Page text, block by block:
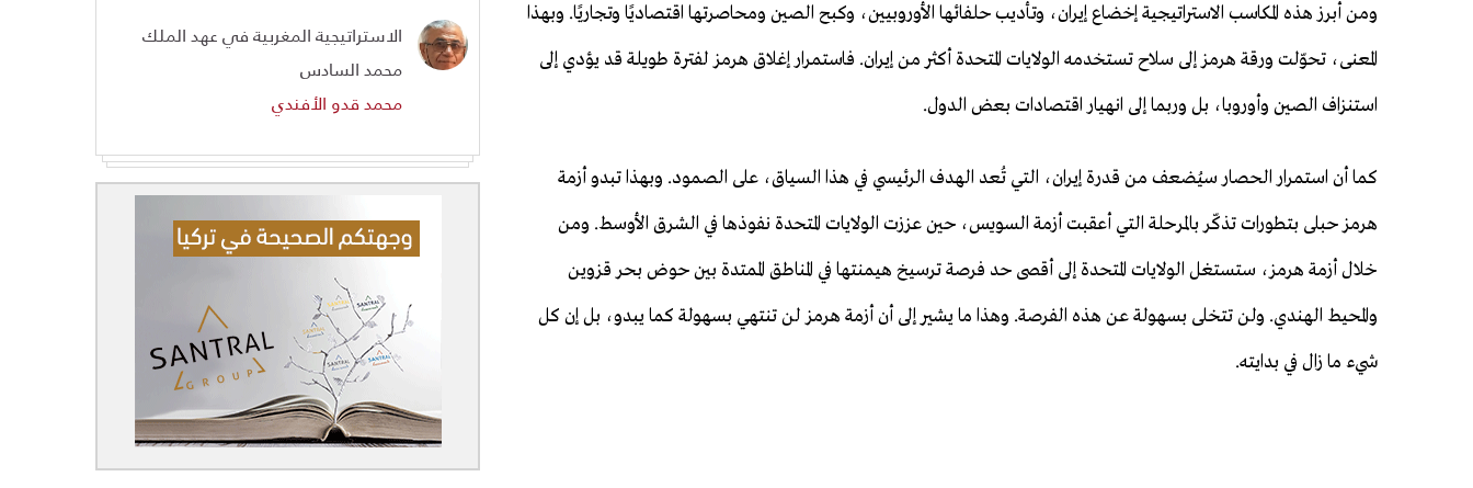
ومن أبرز هذه المكاسب الاستراتيجية إخضاع إيران، وتأديب حلفائها الأوروبيين، وكبح الصين ومحاصرتها اقتصاديًا وتجاريًا. وبهذا
المعنى، تحوّلت ورقة هرمز إلى سلاح تستخدمه الولايات المتحدة أكثر من إيران. فاستمرار إغلاق هرمز لفترة طويلة قد يؤدي إلى
استنزاف الصين وأوروبا، بل وربما إلى انهيار اقتصادات بعض الدول.
كما أن استمرار الحصار سيُضعف من قدرة إيران، التي تُعد الهدف الرئيسي في هذا السياق، على الصمود. وبهذا تبدو أزمة
هرمز حبلى بتطورات تذكّر بالمرحلة التي أعقبت أزمة السويس، حين عززت الولايات المتحدة نفوذها في الشرق الأوسط. ومن
خلال أزمة هرمز، ستستغل الولايات المتحدة إلى أقصى حد فرصة ترسيخ هيمنتها في المناطق الممتدة بين حوض بحر قزوين
والمحيط الهندي. ولن تتخلى بسهولة عن هذه الفرصة. وهذا ما يشير إلى أن أزمة هرمز لن تنتهي بسهولة كما يبدو، بل إن كل
شيء ما زال في بدايته.
الاستراتيجية المغربية في عهد الملك
محمد السادس
محمد قدو الأفندي